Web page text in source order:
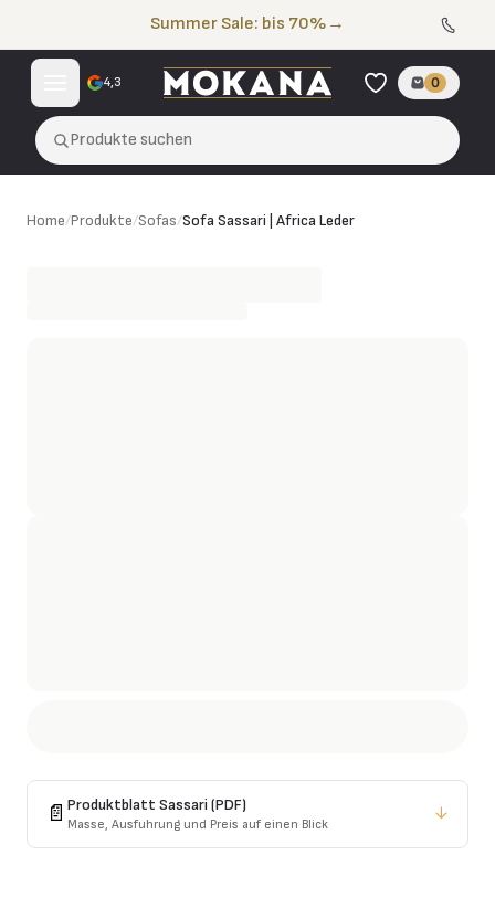
Summer Sale: bis 70% →
4,3 0
Produkte suchen
Sofa Sassari | Africa Leder
Home/Produkte/Sofas/Sofa Sassari | Africa Leder
📄 Produktblatt Sassari(PDF)
Masse, Ausfuhrung und Preis auf einen Blick
↓